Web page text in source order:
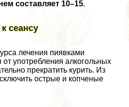
составляет 10–15.
сеансу
лечения пиявками
от употрeбления алкогольных
прекратить курить. Из
острые и копченые